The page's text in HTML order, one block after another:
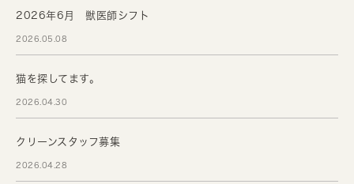
2026年6月 獣医師シフト
2026.05.08
猫を探してます。
2026.04.30
クリーンスタッフ募集
2026.04.28